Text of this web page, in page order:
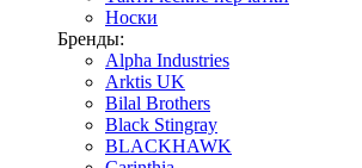
Носки
Бренды:
Alpha Industries
Arktis UK
Bilal Brothers
Black Stingray
BLACKHAWK